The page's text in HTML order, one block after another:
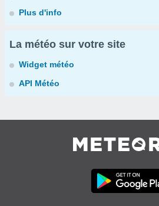
Plus d'info
La météo sur votre site
Widget météo
API Météo